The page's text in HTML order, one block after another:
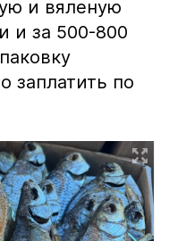
и вяленую
и за 500-800
заплатить по